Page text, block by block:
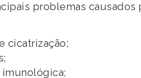
problemas
cicatrização;